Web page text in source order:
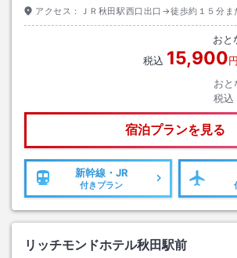
アクセス： ＪＲ秋田駅西口出口→徒歩約１５分
おと
税込 15,900円
おと
税込
宿泊プランを見る
新幹線・JR
付きプラン
リッチモンドホテル秋田駅前